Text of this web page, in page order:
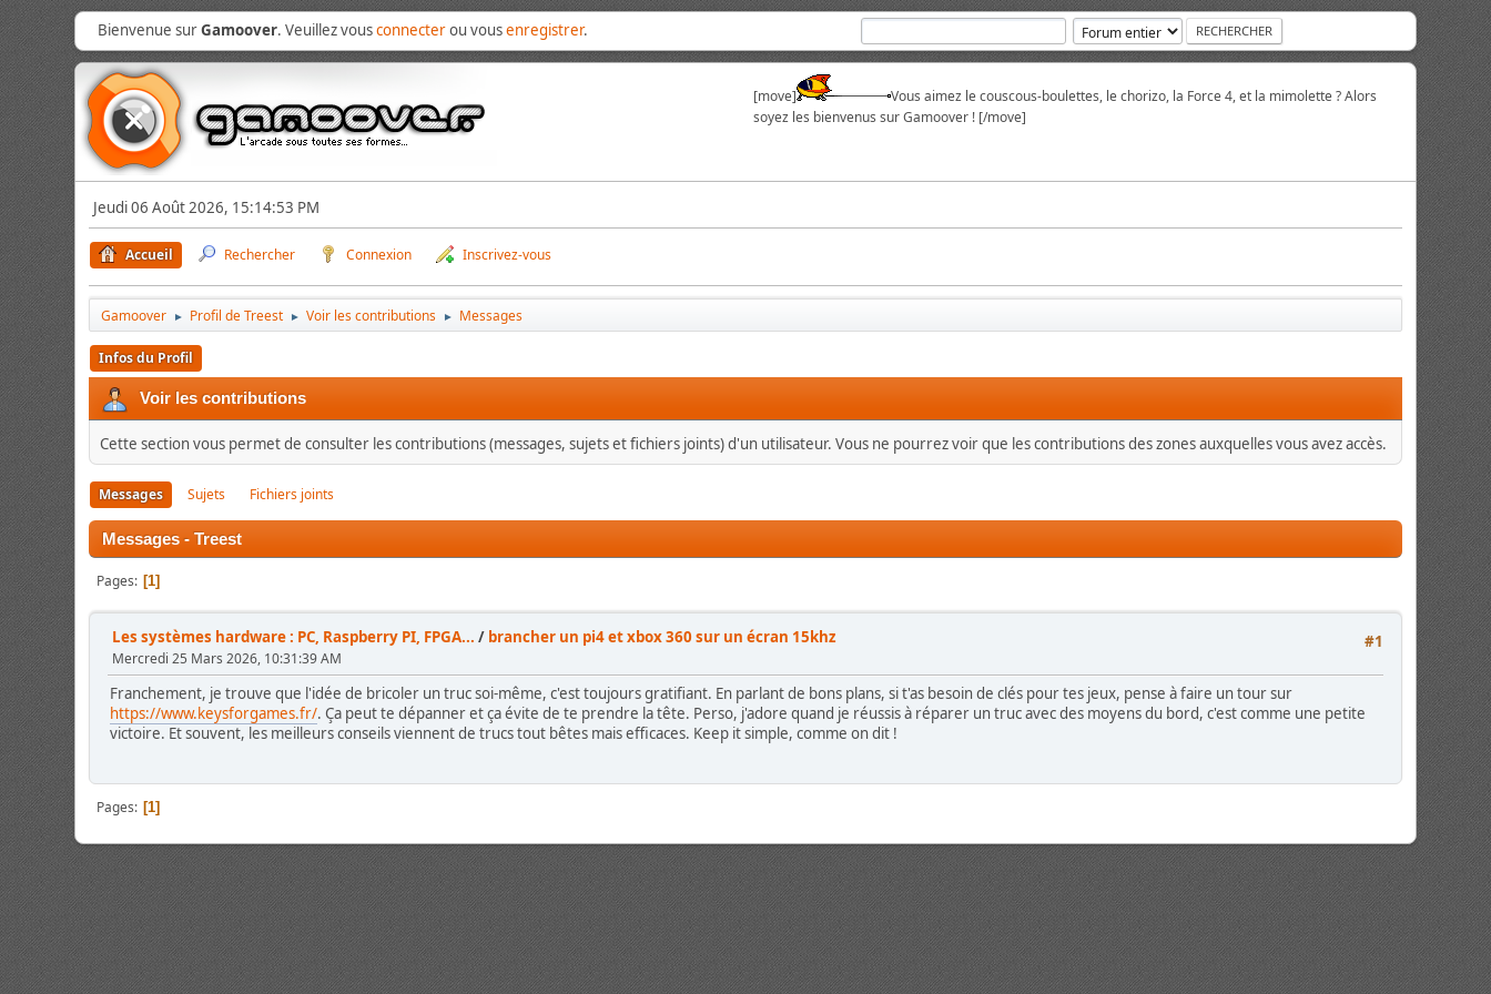
Bienvenue surGamoover. Veuillez vousconnecterou vousenregistrer.
[move]
Vous aimez le couscous-boulettes, le chorizo, la Force 4, et la mimolette ? Alors
soyez les bienvenus sur Gamoover ! [/move]
Jeudi 06 Août 2026, 15:14:53 PM
Accueil Rechercher Connexion Inscrivez-vous
Gamoover ► Profil de Treest ► Voir les contributions ► Messages
Infos du Profil
Voir les contributions
Cette section vous permet de consulter les contributions (messages, sujets et fichiers joints) d'un utilisateur. Vous ne pourrez voir que les contributions des zones auxquelles vous avez accès.
Messages Sujets Fichiers joints
Messages - Treest
Pages 1
#1
Les systèmes hardware : PC, Raspberry PI, FPGA... / brancher un pi4 et xbox 360 sur un écran 15khz
Mercredi 25 Mars 2026, 10:31:39 AM
Franchement, je trouve que l'idée de bricoler un truc soi-même, c'est toujours gratifiant. En parlant de bons plans, si t'as besoin de clés pour tes jeux, pense à faire un tour sur
https://www.keysforgames.fr/. Ça peut te dépanner et ça évite de te prendre la tête. Perso, j'adore quand je réussis à réparer un truc avec des moyens du bord, c'est comme une petite
victoire. Et souvent, les meilleurs conseils viennent de trucs tout bêtes mais efficaces. Keep it simple, comme on dit !
Pages 1